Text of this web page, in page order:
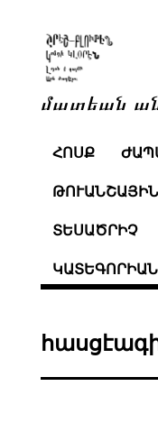
մատեան
ՀՈՍՔ
ԹՈՒԱՆՇԱՅԻՆ
ՏԵՍԱԾՐԻՉ